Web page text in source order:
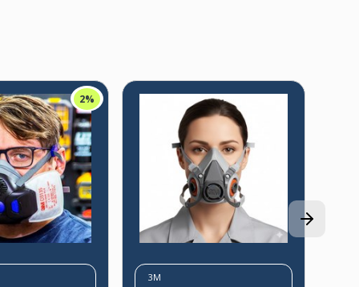
2%
3M